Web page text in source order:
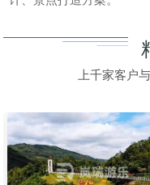
上千家客户